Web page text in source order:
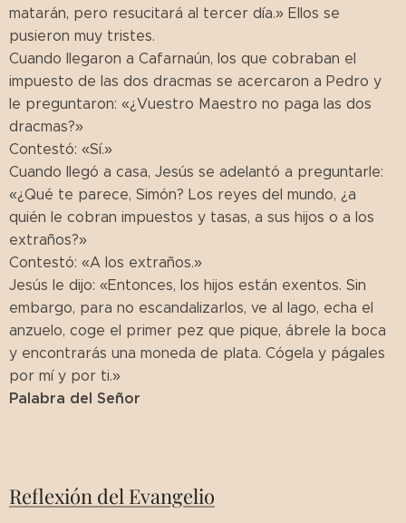
matarán, pero resucitará al tercer día.» Ellos se
pusieron muy tristes.
Cuando llegaron a Cafarnaún, los que cobraban el
impuesto de las dos dracmas se acercaron a Pedro y
le preguntaron: «¿Vuestro Maestro no paga las dos
dracmas?»
Contestó: «Sí.»
Cuando llegó a casa, Jesús se adelantó a preguntarle:
«¿Qué te parece, Simón? Los reyes del mundo, ¿a
quién le cobran impuestos y tasas, a sus hijos o a los
extraños?»
Contestó: «A los extraños.»
Jesús le dijo: «Entonces, los hijos están exentos. Sin
embargo, para no escandalizarlos, ve al lago, echa el
anzuelo, coge el primer pez que pique, ábrele la boca
y encontrarás una moneda de plata. Cógela y págales
por mí y por ti.»
Palabra del Señor
Reflexión del Evangelio